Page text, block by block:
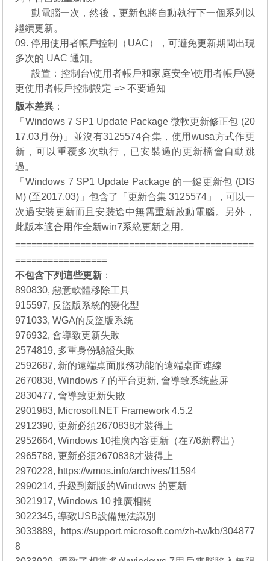
動電腦一次，然後，更新包將自動執行下一個系列以
繼續更新。
09. 停用使用者帳戶控制（UAC），可避免更新期間出現
多次的 UAC 通知。
設置：控制台\使用者帳戶和家庭安全\使用者帳戶\變
更使用者帳戶控制設定 => 不要通知
版本差異 ：
「 Windows 7 SP1 Update Package 微軟更新修正包 (20
17.03月份) 」並沒有3125574合集，使用wusa方式作更
新，可以重覆多次執行，已安裝過的更新檔會自動跳
過。
「Windows 7 SP1 Update Package 的一鍵更新包 (DIS
M) (至2017.03) 」包含了「更新合集 3125574」，可以一
次過安裝更新而且安裝途中無需重新啟動電腦。另外，
此版本適合用作全新win7系統更新之用。
============================================
=================
不包含下列這些更新 ：
890830, 惡意軟體移除工具
915597, 反盜版系統的變化型
971033, WGA的反盜版系統
976932, 會導致更新失敗
2574819, 多重身份驗證失敗
2592687, 新的遠端桌面服務功能的遠端桌面連線
2670838, Windows 7 的平台更新, 會導致系統藍屏
2830477, 會導致更新失敗
2901983, Microsoft.NET Framework 4.5.2
2912390, 更新必須2670838才裝得上
2952664, Windows 10推廣內容更新（在7/6新釋出）
2965788, 更新必須2670838才裝得上
2970228, https://wmos.info/archives/11594
2990214, 升級到新版的Windows 的更新
3021917, Windows 10 推廣相關
3022345, 導致USB設備無法識別
3033889, https://support.microsoft.com/zh-tw/kb/304877
8